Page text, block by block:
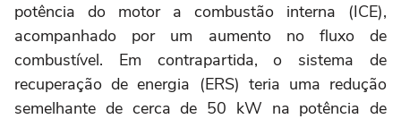
potência do motor a combustão interna (ICE),
acompanhado por um aumento no fluxo de
combustível. Em contrapartida, o sistema de
recuperação de energia (ERS) teria uma redução
semelhante de cerca de 50 kW na potência de